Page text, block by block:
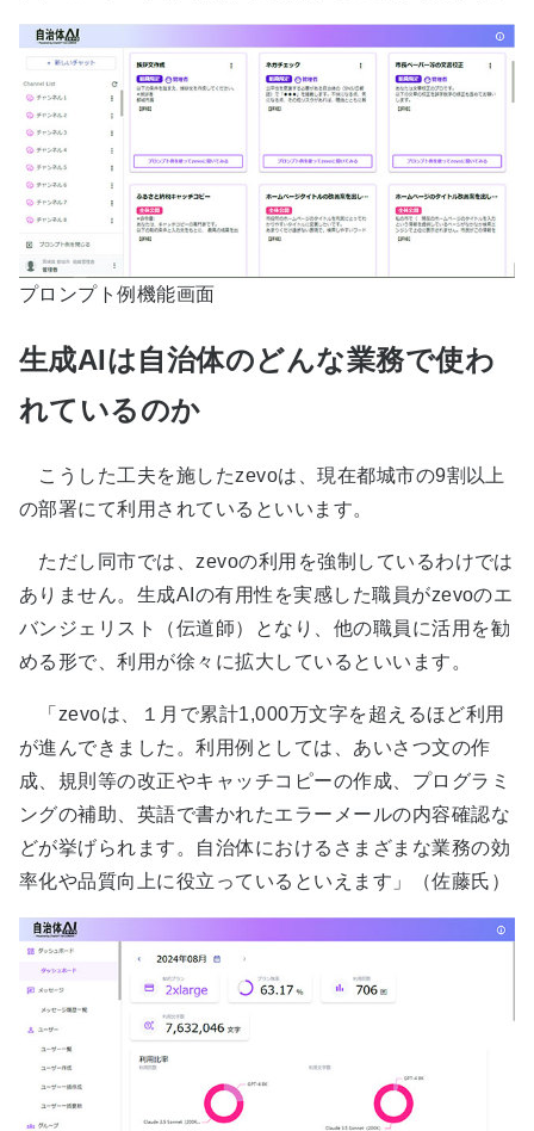
プロンプト例機能画面
生成AIは自治体のどんな業務で使わ
れているのか
こうした工夫を施したzevoは、現在都城市の9割以上
の部署にて利用されているといいます。
ただし同市では、zevoの利用を強制しているわけでは
ありません。生成AIの有用性を実感した職員がzevoのエ
バンジェリスト（伝道師）となり、他の職員に活用を勧
める形で、利用が徐々に拡大しているといいます。
「zevoは、１月で累計1,000万文字を超えるほど利用
が進んできました。利用例としては、あいさつ文の作
成、規則等の改正やキャッチコピーの作成、プログラミ
ングの補助、英語で書かれたエラーメールの内容確認な
どが挙げられます。自治体におけるさまざまな業務の効
率化や品質向上に役立っているといえます」（佐藤氏）